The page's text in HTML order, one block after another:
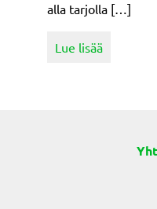
alla tarjolla […]
Lue lisääabout